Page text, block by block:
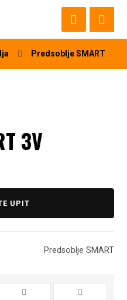
Predsoblje SMART
3V
UPIT
Predsoblje SMART